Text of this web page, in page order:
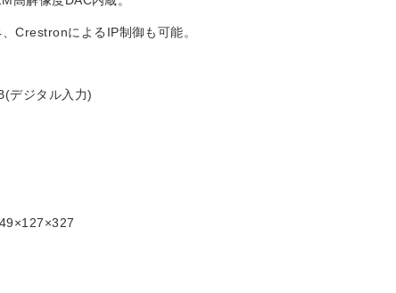
CrestronによるIP制御も可能。
デジタル入力)